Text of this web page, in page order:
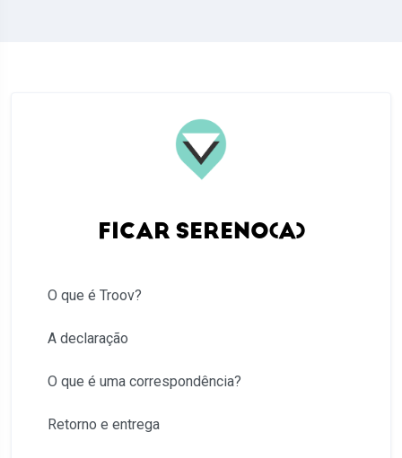
FICAR SERENO(A)
O que é Troov?
A declaração
O que é uma correspondência?
Retorno e entrega